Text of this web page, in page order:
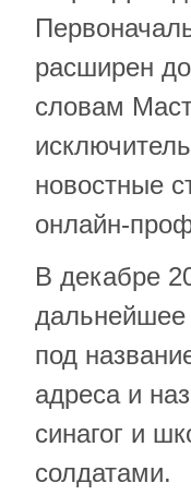
расширен
словам
новостные
онлайн-
В декабре
дальнейшее
под
адреса и
синагог и
солдатами.